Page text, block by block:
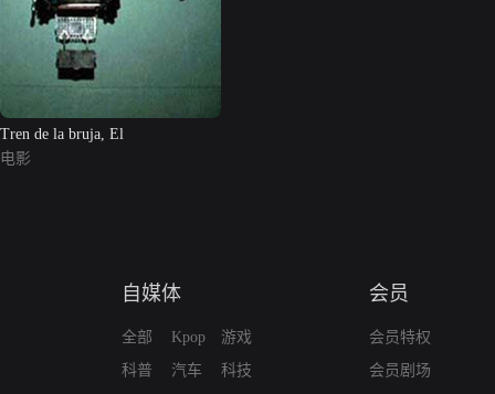
Tren de la bruja, El
电影
自媒体
全部
科普
Kpop
汽车
游戏
科技
会员
会员特权
会员剧场